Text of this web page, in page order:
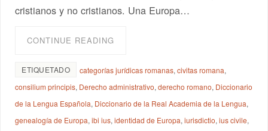
cristianos y no cristianos. Una Europa…
CONTINUE READING
ETIQUETADO categorías jurídicas romanas,civitas romana,
consilium principis, Derecho administrativo,derecho romano, Diccionario
de la Lengua Española, Diccionario de la Real Academia de la Lengua,
genealogía de Europa,ibi ius,identidad de Europa,iurisdictio,ius civile,